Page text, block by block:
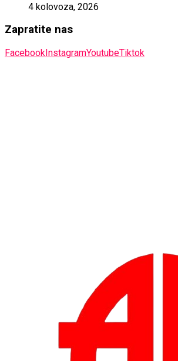
4 kolovoza, 2026
Zapratite nas
FacebookInstagramYoutubeTiktok